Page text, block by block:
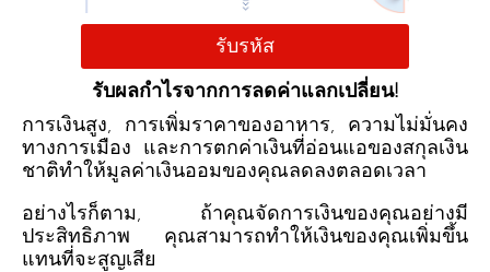
รับรหัส
รับผลกำไรจากการลดค่าแลกเปลี่ยน!
การเงินสูง, การเพิ่มราคาของอาหาร, ความไม่มั่นคง
ทางการเมือง และการตกค่าเงินที่อ่อนแอของสกุลเงิน
ชาติทำให้มูลค่าเงินออมของคุณลดลงตลอดเวลา
อย่างไรก็ตาม, ถ้าคุณจัดการเงินของคุณอย่างมี
ประสิทธิภาพ คุณสามารถทำให้เงินของคุณเพิ่มขึ้น
แทนที่จะสูญเสีย